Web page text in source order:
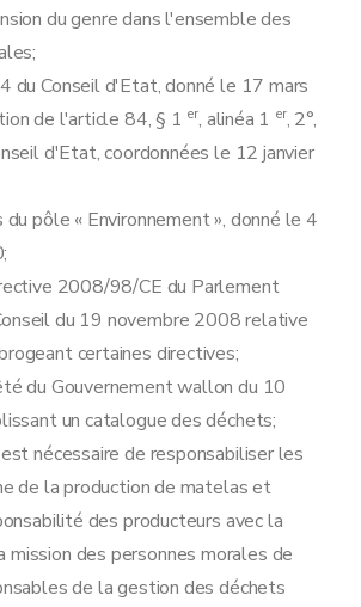
du genre dans l'ensemble des
du Conseil d'Etat, donné le 17 mars
de l'article 84, § 1 er, alinéa 1 er, 2°,
d'Etat, coordonnées le 12 janvier
du pôle « Environnement », donné le 4
2008/98/CE du Parlement
du 19 novembre 2008 relative
certaines directives;
du Gouvernement wallon du 10
un catalogue des déchets;
nécessaire de responsabiliser les
de la production de matelas et
des producteurs avec la
des personnes morales de
de la gestion des déchets